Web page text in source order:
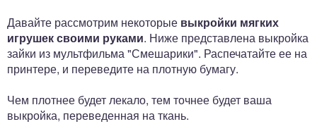
Давайте рассмотрим некоторые выкройки мягких
игрушек своими руками. Ниже представлена выкройка
зайки из мультфильма "Смешарики". Распечатайте ее на
принтере, и переведите на плотную бумагу.
Чем плотнее будет лекало, тем точнее будет ваша
выкройка, переведенная на ткань.